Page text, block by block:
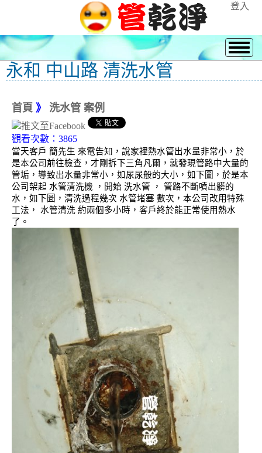
登入
永和 中山路 清洗水管
首頁 》 洗水管 案例
觀看次數：3865
當天客戶 簡先生 來電告知，說家裡熱水管出水量非常小，於
是本公司前往檢查，才剛拆下三角凡爾，就發現管路中大量的
管垢，導致出水量非常小，如尿尿般的大小，如下圖，於是本
公司架起 水管清洗機 ，開始 洗水管 ， 管路不斷噴出髒的
水，如下圖，清洗過程幾次 水管堵塞 數次，本公司改用特殊
工法， 水管清洗 約兩個多小時，客戶終於能正常使用熱水
了。